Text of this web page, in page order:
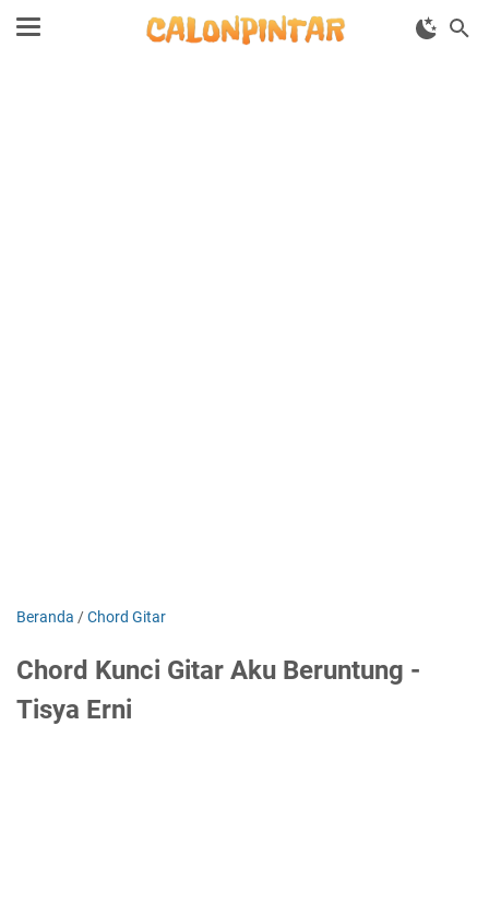
Beranda /Chord Gitar
Chord Kunci Gitar Aku Beruntung -
Tisya Erni